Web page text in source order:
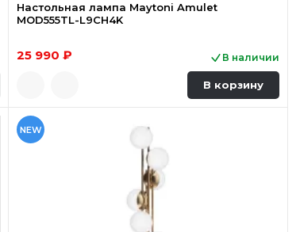
Настольная лампа Maytoni Amulet
MOD555TL-L9CH4K
25 990 ₽ В наличии
В корзину
NEW